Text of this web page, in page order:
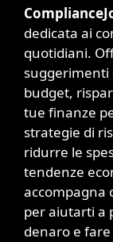
dedicata ai
quotidiani.
suggerimenti
budget,
tue finanze
strategie di
ridurre le
tendenze
accompagna
per aiutarti a
denaro e